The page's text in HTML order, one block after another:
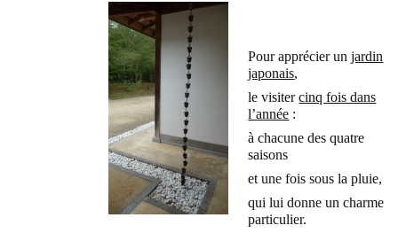
Pour apprécier unjardin
japonais,
le visitercinq fois dans
l’année :
à chacune des quatre
saisons
et une fois sous la pluie,
qui lui donne un charme
particulier.